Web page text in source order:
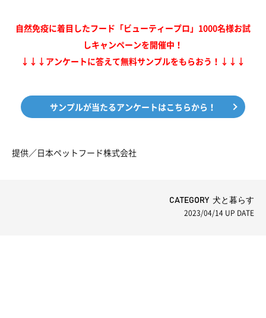
自然免疫に着目したフード「ビューティープロ」1000名様お試
しキャンペーンを開催中！
↓↓↓アンケートに答えて無料サンプルをもらおう！↓↓↓
サンプルが当たるアンケートはこちらから！
提供／日本ペットフード株式会社
CATEGORY 犬と暮らす
2023/04/14 UP DATE